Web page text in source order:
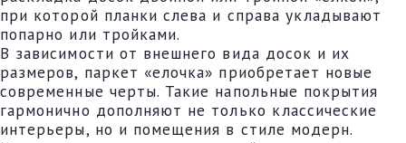
при которой планки слева и справа укладывают
попарно или тройками.
В зависимости от внешнего вида досок и их
размеров, паркет «елочка» приобретает новые
современные черты. Такие напольные покрытия
гармонично дополняют не только классические
интерьеры, но и помещения в стиле модерн.